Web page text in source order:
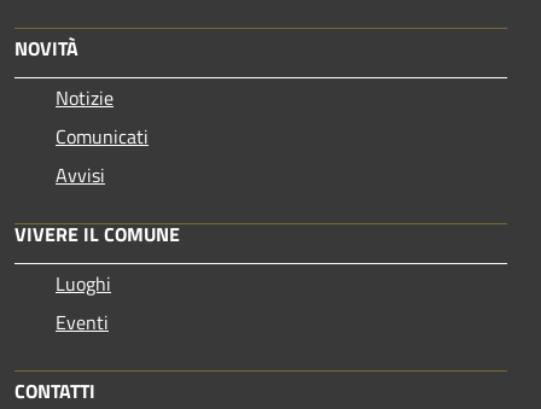
NOVITÀ
Notizie
Comunicati
Avvisi
VIVERE IL COMUNE
Luoghi
Eventi
CONTATTI